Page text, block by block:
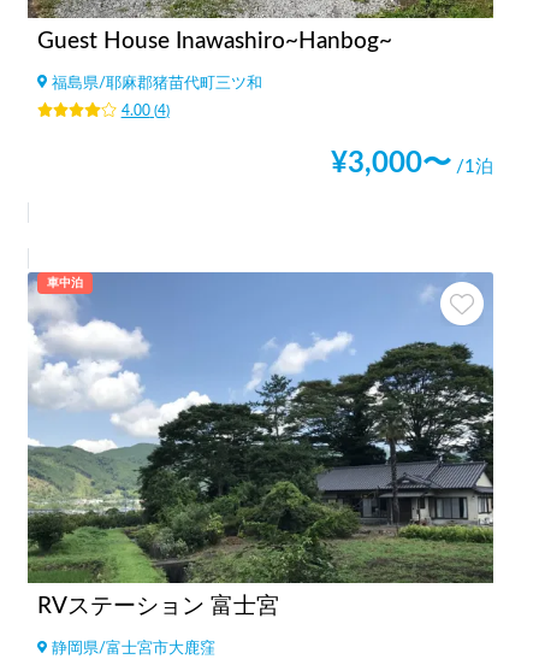
Guest House Inawashiro~Hanbog~
福島県/耶麻郡猪苗代町三ツ和
4.00(4)
¥3,000〜 /1泊
車中泊
RVステーション 富士宮
静岡県/富士宮市大鹿窪